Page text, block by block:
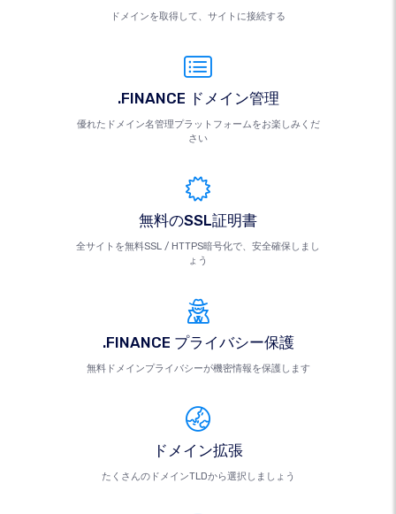
ドメインを取得して、サイトに接続する
.FINANCE ドメイン管理
優れたドメイン名管理プラットフォームをお楽しみくだ
さい
無料のSSL証明書
全サイトを無料SSL / HTTPS暗号化で、安全確保しまし
ょう
.FINANCE プライバシー保護
無料ドメインプライバシーが機密情報を保護します
ドメイン拡張
たくさんのドメインTLDから選択しましょう